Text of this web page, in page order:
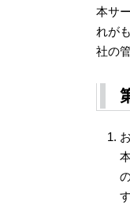
本サ
れが
社の